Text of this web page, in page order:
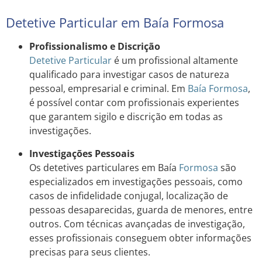
Detetive Particular em Baía Formosa
Profissionalismo e Discrição
Detetive Particular é um profissional altamente
qualificado para investigar casos de natureza
pessoal, empresarial e criminal. Em Baía Formosa,
é possível contar com profissionais experientes
que garantem sigilo e discrição em todas as
investigações.
Investigações Pessoais
Os detetives particulares em Baía Formosa são
especializados em investigações pessoais, como
casos de infidelidade conjugal, localização de
pessoas desaparecidas, guarda de menores, entre
outros. Com técnicas avançadas de investigação,
esses profissionais conseguem obter informações
precisas para seus clientes.